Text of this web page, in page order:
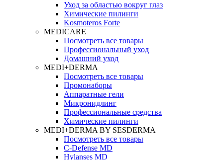
Уход за областью вокруг глаз
Химические пилинги
Kosmoteros Forte
MEDICARE
Посмотреть все товары
Профессиональный уход
Домашний уход
MEDI+DERMA
Посмотреть все товары
Промонаборы
Аппаратные гели
Микронидлинг
Профессиональные средства
Химические пилинги
MEDI+DERMA BY SESDERMA
Посмотреть все товары
C-Defense MD
Hylanses MD